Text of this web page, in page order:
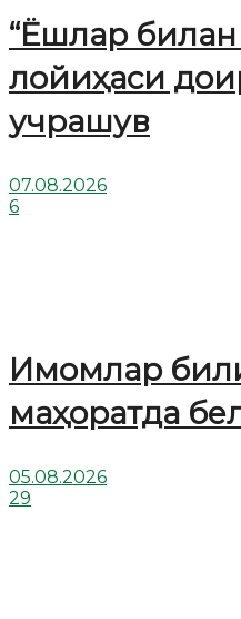
“Ёшлар билан
лойиҳаси
учрашув
07.08.2026
6
Имомлар
маҳоратда
05.08.2026
29